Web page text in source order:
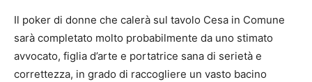
Il poker di donne che calerà sul tavolo Cesa in Comune
sarà completato molto probabilmente da uno stimato
avvocato, figlia d’arte e portatrice sana di serietà e
correttezza, in grado di raccogliere un vasto bacino